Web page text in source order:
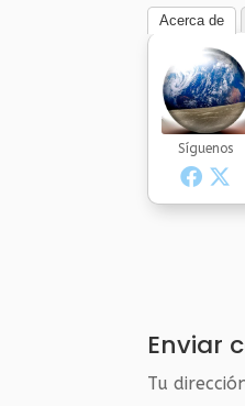
Acerca de
Síguenos
Enviar
Tu